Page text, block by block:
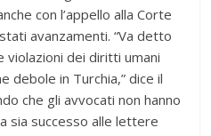
con l’appello alla Corte
avanzamenti. “Va detto
violazioni dei diritti umani
debole in Turchia,” dice il
che gli avvocati non hanno
sia successo alle lettere